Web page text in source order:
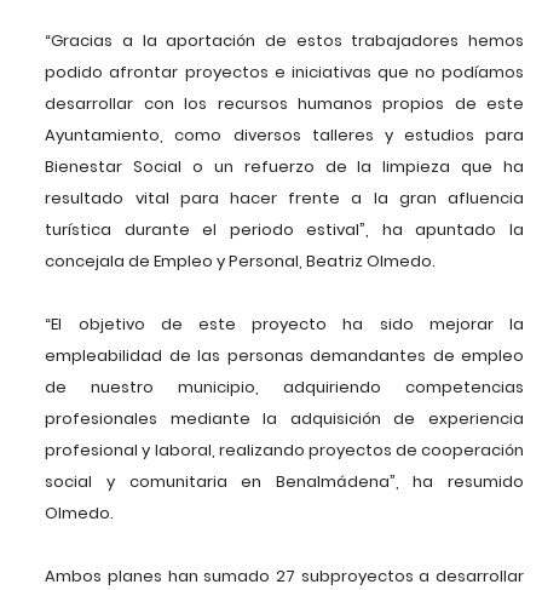
“Gracias a la aportación de estos trabajadores hemos
podido afrontar proyectos e iniciativas que no podíamos
desarrollar con los recursos humanos propios de este
Ayuntamiento, como diversos talleres y estudios para
Bienestar Social o un refuerzo de la limpieza que ha
resultado vital para hacer frente a la gran afluencia
turística durante el periodo estival”, ha apuntado la
concejala de Empleo y Personal, Beatriz Olmedo.
“El objetivo de este proyecto ha sido mejorar la
empleabilidad de las personas demandantes de empleo
de nuestro municipio, adquiriendo competencias
profesionales mediante la adquisición de experiencia
profesional y laboral, realizando proyectos de cooperación
social y comunitaria en Benalmádena”, ha resumido
Olmedo.
Ambos planes han sumado 27 subproyectos a desarrollar